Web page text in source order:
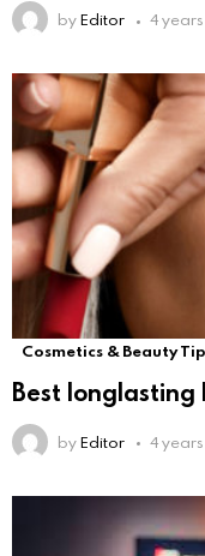
byEditor 4
Cosmetics & Beauty
Best longlasting
byEditor 4